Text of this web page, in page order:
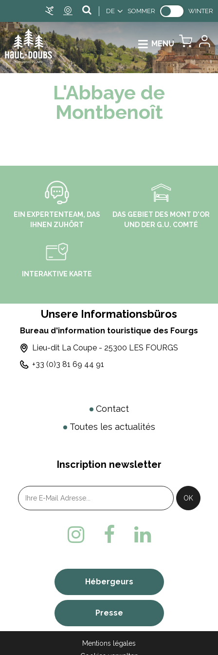
DE SOMMER WINTER
MENU
L'Abbaye de
Montbenoît
EIN EXPERTENTEAM, DAS
IHNEN ZUHÖRT
DAS GEBIET DES MONT D'OR
UND DER G.U. COMTÉ
INTERAKTIVE KARTE
Unsere Informationsbüros
Bureau d'information touristique des Fourgs
Lieu-dit La Coupe - 25300 LES FOURGS
+33 (0)3 81 69 44 91
Contact
Toutes les actualités
Inscription newsletter
Hébergeurs
Presse
Mentions légales